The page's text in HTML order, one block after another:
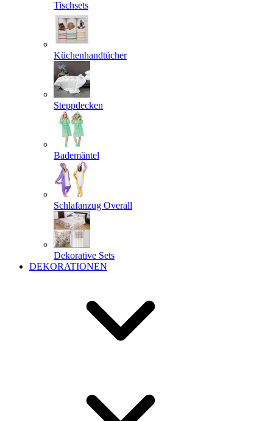
Tischsets
Küchenhandtücher
Steppdecken
Bademäntel
Schlafanzug Overall
Dekorative Sets
DEKORATIONEN